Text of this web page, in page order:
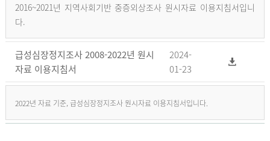
2016~2021년 지역사회기반 중증외상조사 원시자료 이용지침서입니
다.
급성심장정지조사 2008-2022년 원시
자료 이용지침서
2024-
01-23
2022년 자료 기준, 급성심장정지조사 원시자료 이용지침서입니다.